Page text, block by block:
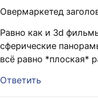
Овермаркетед
Равно как и 3d
сферические
всё равно *плоская*
Ответить